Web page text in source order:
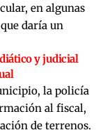
en algunas
daría un
y judicial
la policía
al fiscal,
de terrenos.